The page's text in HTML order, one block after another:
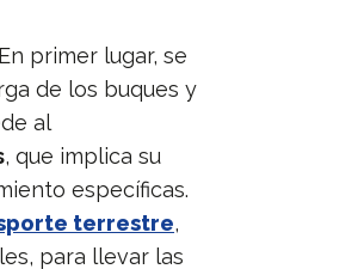
primer lugar, se
de los buques y
al
, que implica su
específicas.
terrestre,
para llevar las